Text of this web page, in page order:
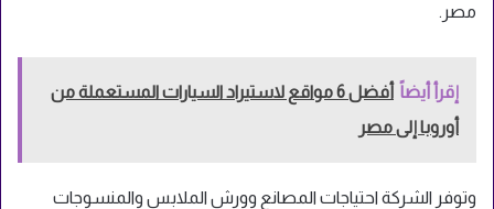
مصر.
إقرأ أيضاً
أفضل 6 مواقع لاستيراد السيارات المستعملة من
أوروبا إلى مصر
وتوفر الشركة احتياجات المصانع وورش الملابس والمنسوجات